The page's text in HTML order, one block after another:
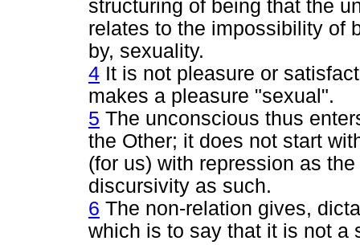
structuring of being that the
relates to the impossibility of
by, sexuality.
4 It is not pleasure or
makes a pleasure "sexual".
5 The unconscious thus
the Other; it does not start
(for us) with repression as
discursivity as such.
6 The non-relation gives,
which is to say that it is not a